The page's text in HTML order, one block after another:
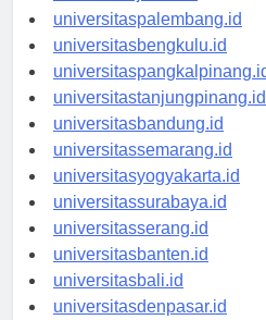
universitasjambi.id
universitaspalembang.id
universitasbengkulu.id
universitaspangkalpinang.id
universitastanjungpinang.id
universitasbandung.id
universitassemarang.id
universitasyogyakarta.id
universitassurabaya.id
universitasserang.id
universitasbanten.id
universitasbali.id